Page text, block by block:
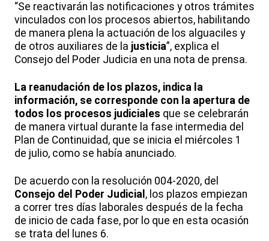
“Se reactivarán las notificaciones y otros trámites
vinculados con los procesos abiertos, habilitando
de manera plena la actuación de los alguaciles y
de otros auxiliares de la justicia”, explica el
Consejo del Poder Judicia en una nota de prensa.
La reanudación de los plazos, indica la
información, se corresponde con la apertura de
todos los procesos judiciales que se celebrarán
de manera virtual durante la fase intermedia del
Plan de Continuidad, que se inicia el miércoles 1
de julio, como se había anunciado.
De acuerdo con la resolución 004-2020, del
Consejo del Poder Judicial , los plazos empiezan
a correr tres días laborales después de la fecha
de inicio de cada fase, por lo que en esta ocasión
se trata del lunes 6.